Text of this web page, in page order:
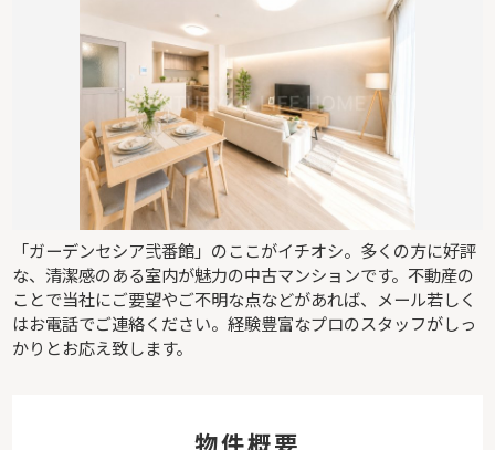
「ガーデンセシア弐番館」のここがイチオシ。多くの方に好評
な、清潔感のある室内が魅力の中古マンションです。不動産の
ことで当社にご要望やご不明な点などがあれば、メール若しく
はお電話でご連絡ください。経験豊富なプロのスタッフがしっ
かりとお応え致します。
物件概要